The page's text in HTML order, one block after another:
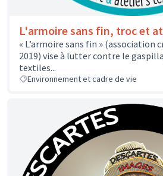
L'armoire sans fin, troc et
« L’armoire sans fin » (association
2019) vise à lutter contre le
textiles...
Environnement et cadre de vie